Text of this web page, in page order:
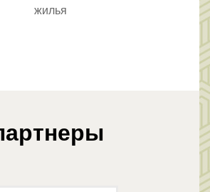
жилья